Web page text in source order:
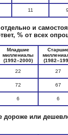
11
и
% от всех
Младшие
миллениалы
(1992–2000)
22 27
72 67
6 6
или